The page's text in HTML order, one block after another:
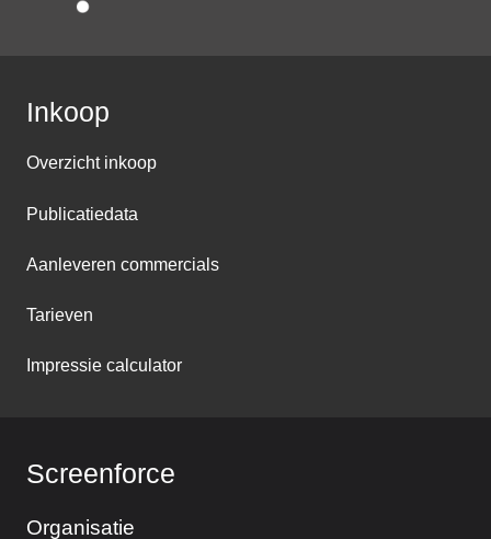
Inkoop
Overzicht inkoop
Publicatiedata
Aanleveren commercials
Tarieven
Impressie calculator
Screenforce
Organisatie